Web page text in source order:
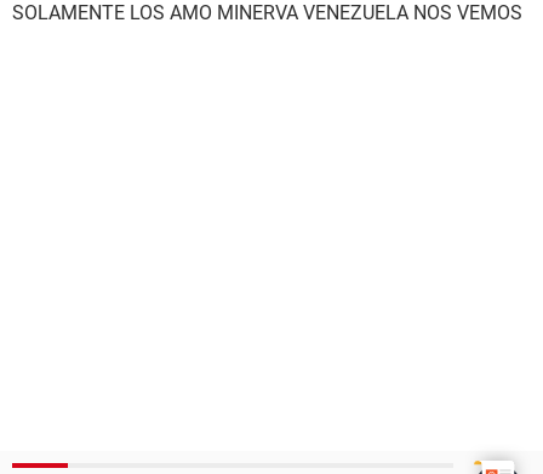
SOLAMENTE LOS AMO MINERVA VENEZUELA NOS VEMOS